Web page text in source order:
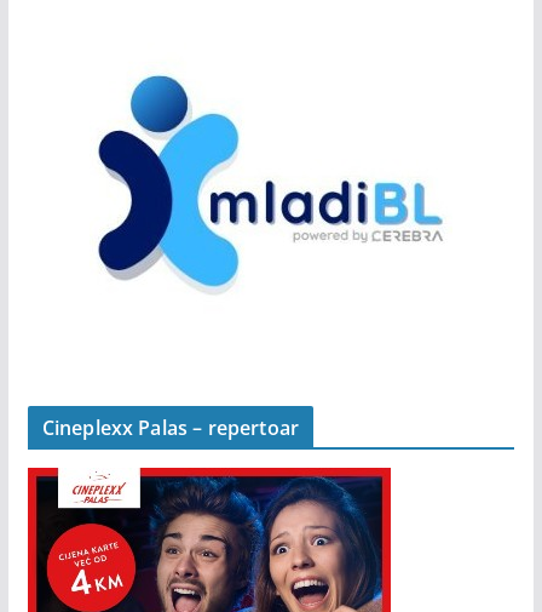
Cineplexx Palas – repertoar